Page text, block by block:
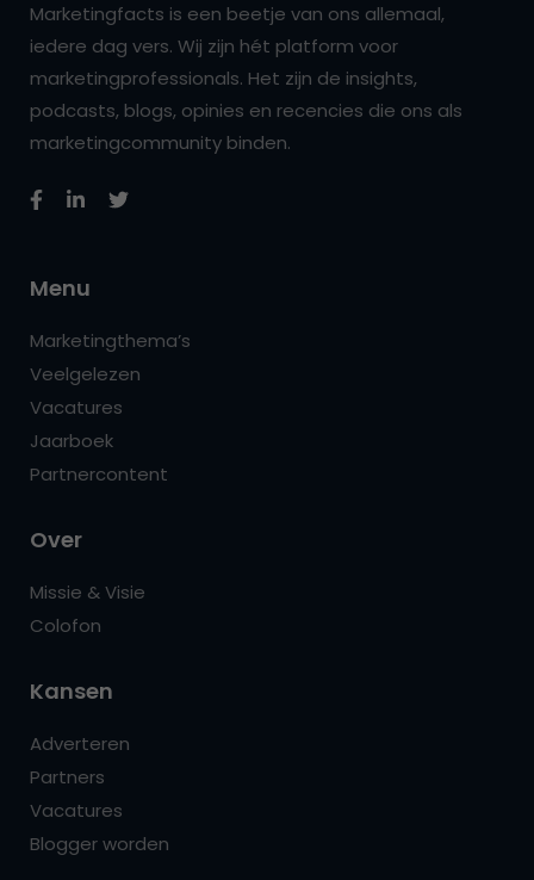
Marketingfacts is een beetje van ons allemaal,
iedere dag vers. Wij zijn hét platform voor
marketingprofessionals. Het zijn de insights,
podcasts, blogs, opinies en recencies die ons als
marketingcommunity binden.
Menu
Marketingthema’s
Veelgelezen
Vacatures
Jaarboek
Partnercontent
Over
Missie & Visie
Colofon
Kansen
Adverteren
Partners
Vacatures
Blogger worden